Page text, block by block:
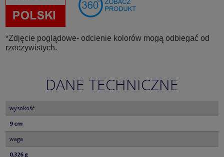
*Zdjęcie poglądowe- odcienie kolorów mogą odbiegać od
rzeczywistych.
DANE TECHNICZNE
wysokość
9 cm
waga
0,326 g